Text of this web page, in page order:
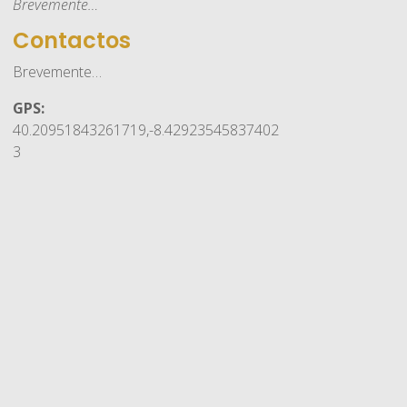
Brevemente…
Contactos
Brevemente…
GPS:
40.20951843261719,-8.42923545837402
3